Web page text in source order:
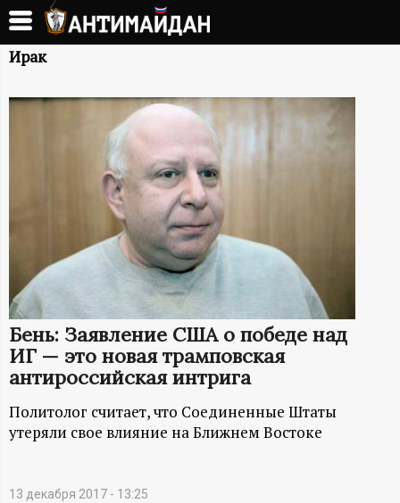
Перейти
основному
А
Н
М
А
Й
Д
А
Н
-
Ирак
Бень: Заявление США о победе над
ИГ — это новая трамповская
антироссийская интрига
Политолог считает, что Соединенные Штаты
утеряли свое влияние на Ближнем Востоке
13 декабря 2017 - 13:25